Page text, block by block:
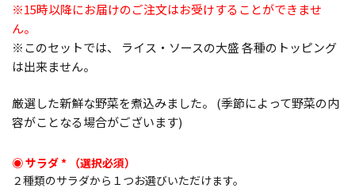
※15時以降にお届けのご注文はお受けすることができませ
ん。
※このセットでは、 ライス・ソースの大盛 各種のトッピング
は出来ません。
厳選した新鮮な野菜を煮込みました。 (季節によって野菜の内
容がことなる場合がございます)
サラダ*
２種類のサラダから１つお選びいただけます。